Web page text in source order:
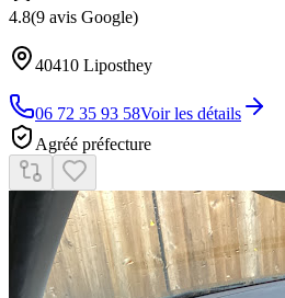
4.8(9 avis Google)
40410 Liposthey
06 72 35 93 58Voir les détails
Agréé préfecture